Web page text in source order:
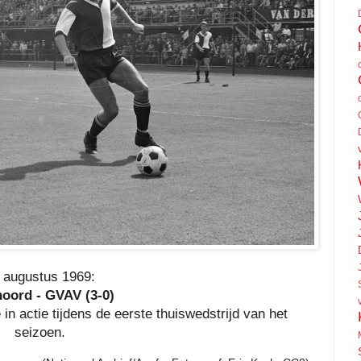
augustus 1969:
- GVAV (3-0)
actie tijdens de eerste thuiswedstrijd van het
seizoen.